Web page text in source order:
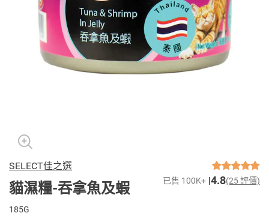
SELECT佳之選
貓濕糧-吞拿魚及蝦 已售 100K+ 4.8(25 評價)
185G